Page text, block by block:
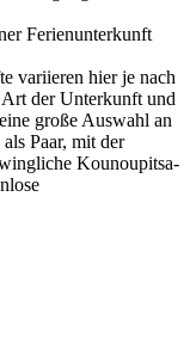
Ferienunterkunft
variieren hier je nach
der Unterkunft und
große Auswahl an
Paar, mit der
Kounoupitsa-